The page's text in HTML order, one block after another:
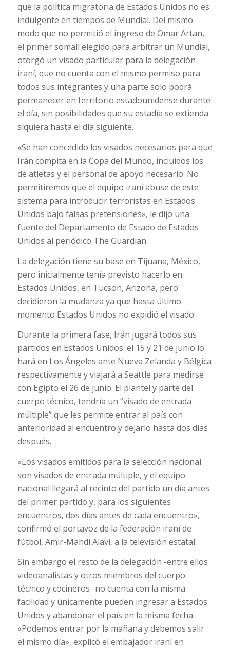
que la política migratoria de Estados Unidos no es
indulgente en tiempos de Mundial. Del mismo
modo que no permitió el ingreso de Omar Artan,
el primer somalí elegido para arbitrar un Mundial,
otorgó un visado particular para la delegación
iraní, que no cuenta con el mismo permiso para
todos sus integrantes y una parte solo podrá
permanecer en territorio estadounidense durante
el día, sin posibilidades que su estadía se extienda
siquiera hasta el día siguiente.
«Se han concedido los visados necesarios para que
Irán compita en la Copa del Mundo, incluidos los
de atletas y el personal de apoyo necesario. No
permitiremos que el equipo iraní abuse de este
sistema para introducir terroristas en Estados
Unidos bajo falsas pretensiones», le dijo una
fuente del Departamento de Estado de Estados
Unidos al periódico The Guardian.
La delegación tiene su base en Tijuana, México,
pero inicialmente tenía previsto hacerlo en
Estados Unidos, en Tucson, Arizona, pero
decidieron la mudanza ya que hasta último
momento Estados Unidos no expidió el visado.
Durante la primera fase, Irán jugará todos sus
partidos en Estados Unidos: el 15 y 21 de junio lo
hará en Los Ángeles ante Nueva Zelanda y Bélgica
respectivamente y viajará a Seattle para medirse
con Egipto el 26 de junio. El plantel y parte del
cuerpo técnico, tendría un “visado de entrada
múltiple” que les permite entrar al país con
anterioridad al encuentro y dejarlo hasta dos días
después.
«Los visados emitidos para la selección nacional
son visados de entrada múltiple, y el equipo
nacional llegará al recinto del partido un día antes
del primer partido y, para los siguientes
encuentros, dos días antes de cada encuentro»,
confirmó el portavoz de la federación iraní de
fútbol, Amir-Mahdi Alavi, a la televisión estatal.
Sin embargo el resto de la delegación -entre ellos
videoanalistas y otros miembros del cuerpo
técnico y cocineros- no cuenta con la misma
facilidad y únicamente pueden ingresar a Estados
Unidos y abandonar el país en la misma fecha.
«Podemos entrar por la mañana y debemos salir
el mismo día», explicó el embajador iraní en